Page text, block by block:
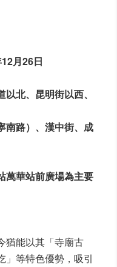
月26日
北、昆明街以西、
南路）、漢中街、成
萬華站前廣場為主要
猶能以其「寺廟古
」等特色優勢，吸引